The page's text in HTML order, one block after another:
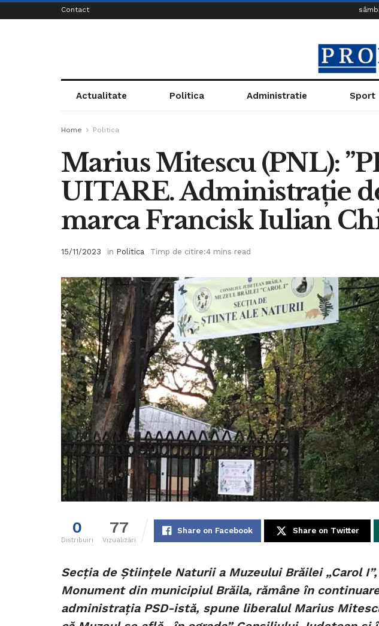
Contact
Actualitate Politica Administratie Sport
Home Politica
Marius Mitescu (PNL):
UITARE. Administrație
marca Francisk Iulian
15/11/2023 in Politica Timp de citire:4 mins read
0
Distribuiri
77
Vizualizări
Share on Facebook Share on Twitter
Secţia de Ştiinţele Naturii a Muzeului Brăilei „Carol
Monument din municipiul Brăila, rămâne în
administraţia PSD-istă, spune liberalul Marius